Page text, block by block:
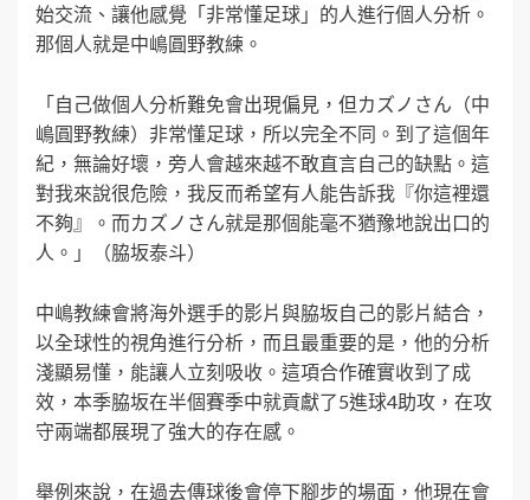
始交流、讓他感覺「非常懂足球」的人進行個人分析。
那個人就是中嶋圓野教練。
「自己做個人分析難免會出現偏見，但カズノさん（中
嶋圓野教練）非常懂足球，所以完全不同。到了這個年
紀，無論好壞，旁人會越來越不敢直言自己的缺點。這
對我來說很危險，我反而希望有人能告訴我『你這裡還
不夠』。而カズノさん就是那個能毫不猶豫地說出口的
人。」（脇坂泰斗）
中嶋教練會將海外選手的影片與脇坂自己的影片結合，
以全球性的視角進行分析，而且最重要的是，他的分析
淺顯易懂，能讓人立刻吸收。這項合作確實收到了成
效，本季脇坂在半個賽季中就貢獻了5進球4助攻，在攻
守兩端都展現了強大的存在感。
舉例來說，在過去傳球後會停下腳步的場面，他現在會